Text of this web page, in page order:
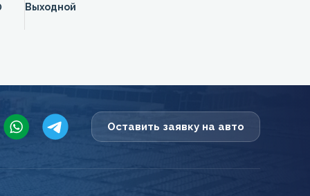
Выходной
Оставить заявку на авто